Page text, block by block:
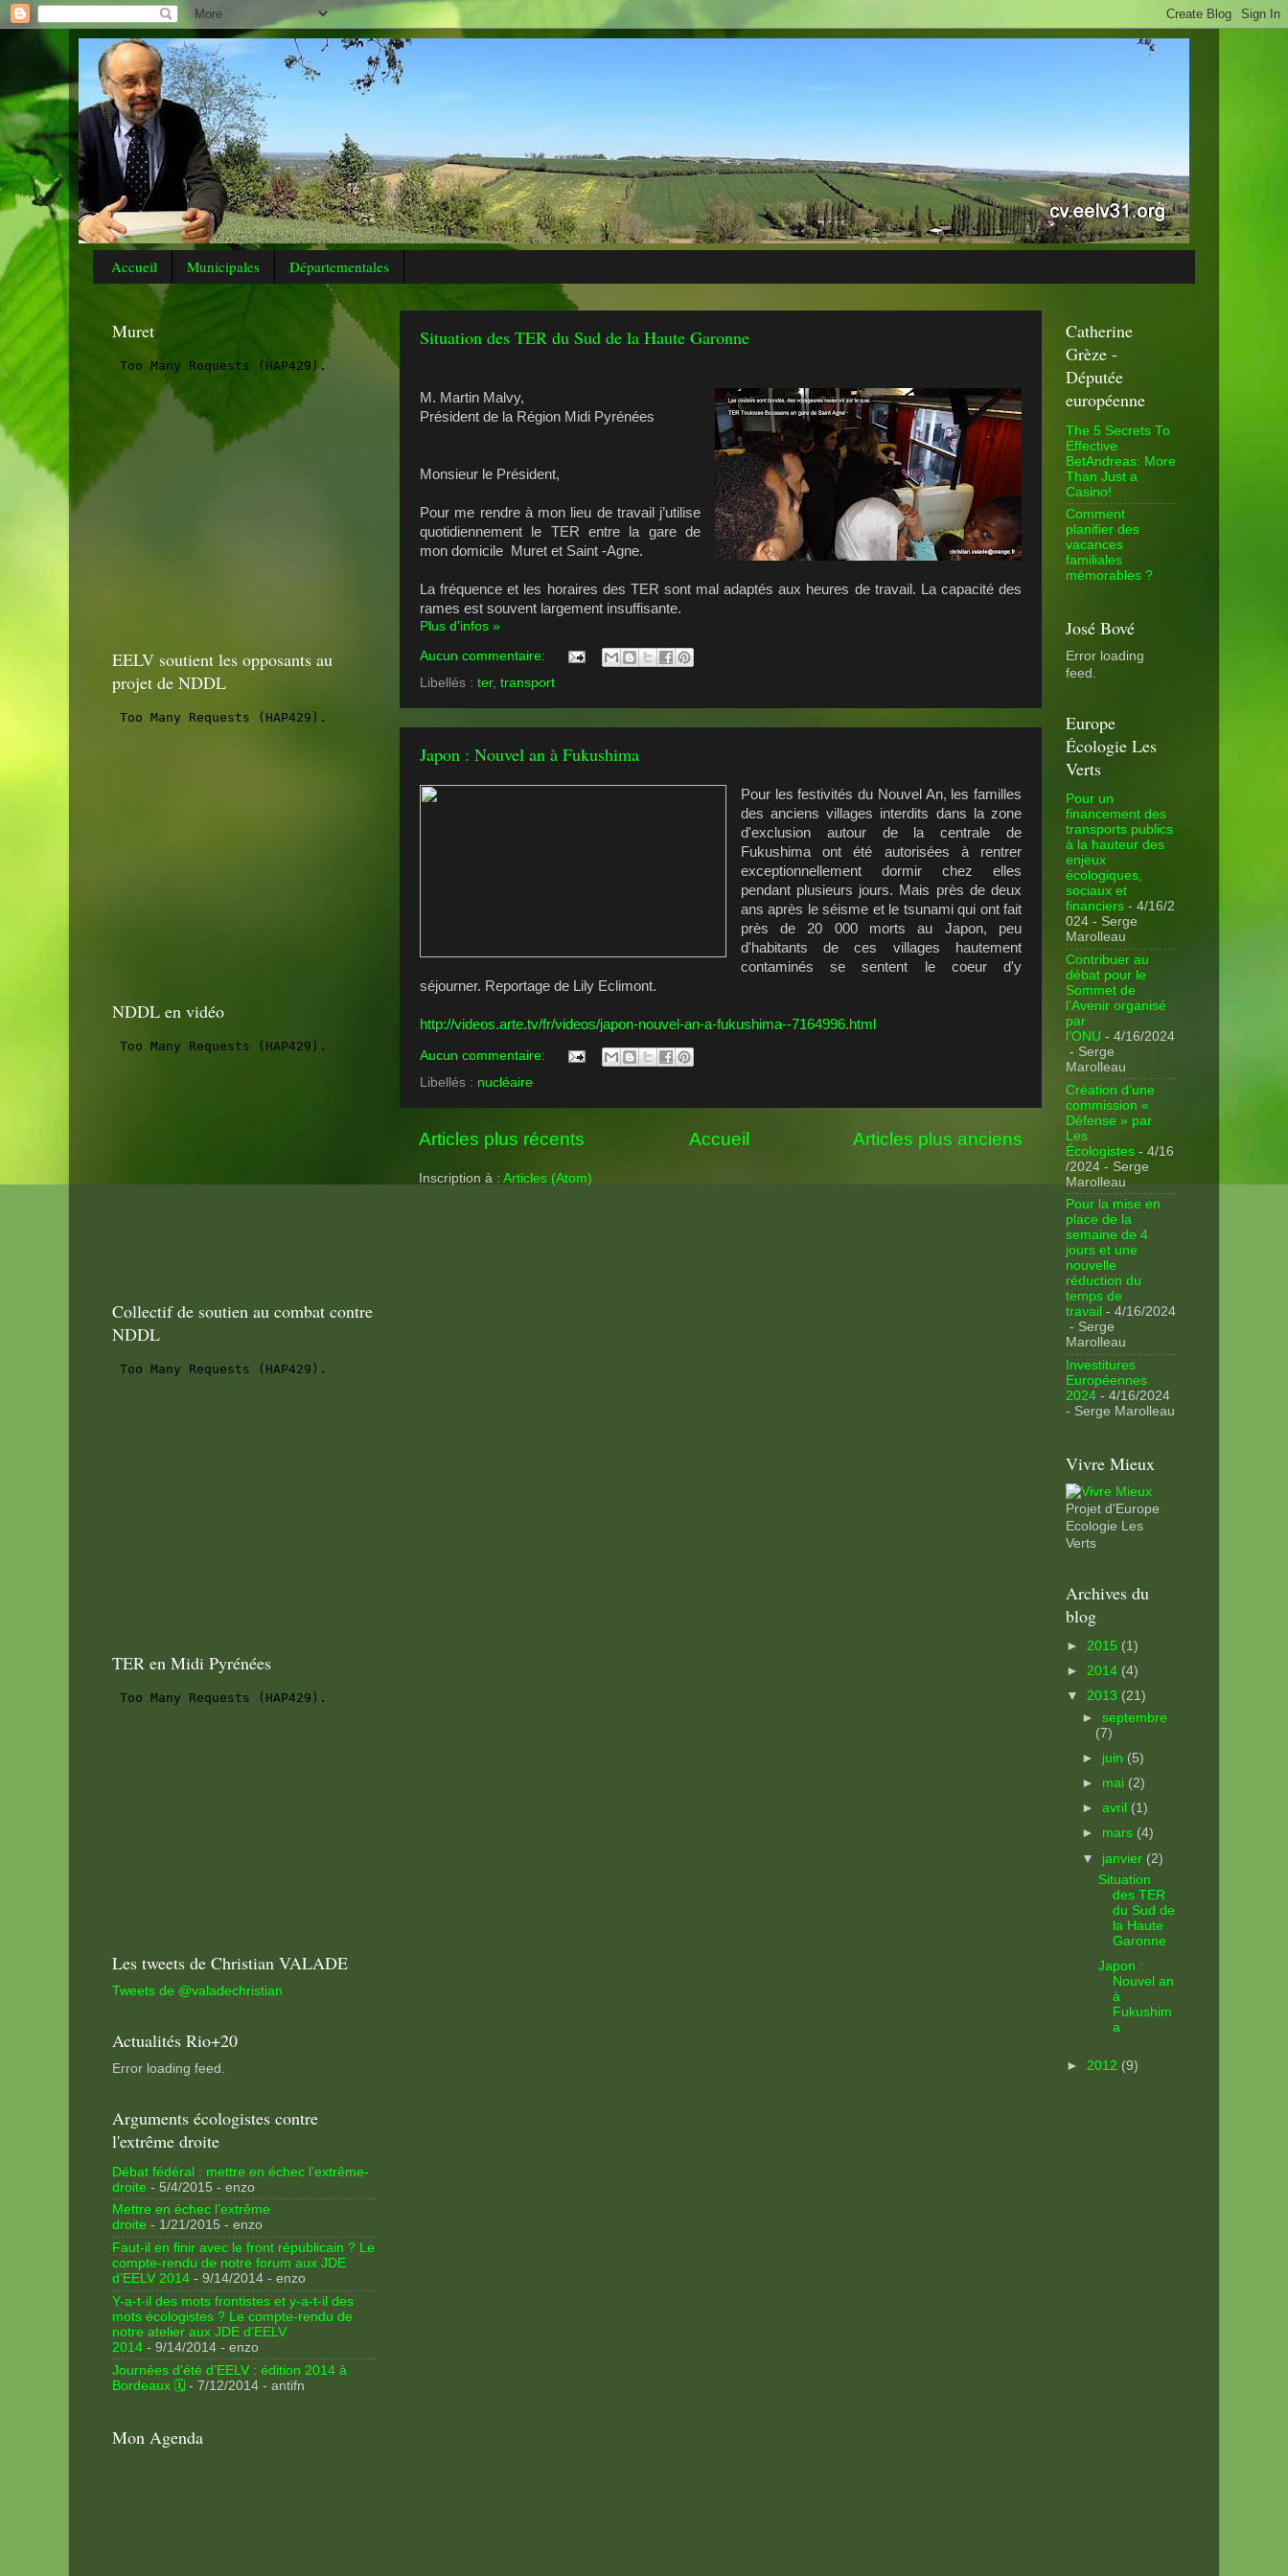
Accueil Municipales Départementales
Situation des TER du Sud de la Haute Garonne
M. Martin Malvy,
Président de la Région Midi Pyrénées
Monsieur le Président,
Pour me rendre à mon lieu de travail j’utilise
quotidiennement le TER entre la gare de
mon domicile Muret et Saint -Agne.
La fréquence et les horaires des TER sont mal adaptés aux heures de travail. La capacité des
rames est souvent largement insuffisante.
Plus d'infos »
Aucun commentaire:
Libellés : ter, transport
Japon : Nouvel an à Fukushima
Pour les festivités du Nouvel An, les familles
des anciens villages interdits dans la zone
d'exclusion autour de la centrale de
Fukushima ont été autorisées à rentrer
exceptionnellement dormir chez elles
pendant plusieurs jours. Mais près de deux
ans après le séisme et le tsunami qui ont fait
près de 20 000 morts au Japon, peu
d'habitants de ces villages hautement
contaminés se sentent le coeur d'y
séjourner. Reportage de Lily Eclimont.
http://videos.arte.tv/fr/videos/japon-nouvel-an-a-fukushima--7164996.html
Aucun commentaire:
Libellés : nucléaire
Articles plus récents Articles plus anciens
Accueil
Inscription à : Articles (Atom)
Muret
EELV soutient les opposants au
projet de NDDL
NDDL en vidéo
Collectif de soutien au combat contre
NDDL
TER en Midi Pyrénées
Les tweets de Christian VALADE
Tweets de @valadechristian
Actualités Rio+20
Error loading feed.
Arguments écologistes contre
l'extrême droite
Débat fédéral : mettre en échec l’extrême-
droite - 5/4/2015 - enzo
Mettre en échec l’extrême
droite - 1/21/2015 - enzo
Faut-il en finir avec le front républicain ? Le
compte-rendu de notre forum aux JDE
d’EELV 2014 - 9/14/2014 - enzo
Y-a-t-il des mots frontistes et y-a-t-il des
mots écologistes ? Le compte-rendu de
notre atelier aux JDE d’EELV
2014 - 9/14/2014 - enzo
Journées d’été d’EELV : édition 2014 à
Bordeaux 🗓 - 7/12/2014 - antifn
Mon Agenda
Catherine
Grèze -
Députée
européenne
The 5 Secrets To
Effective
BetAndreas: More
Than Just a
Casino!
Comment
planifier des
vacances
familiales
mémorables ?
José Bové
Error loading
feed.
Europe
Écologie Les
Verts
Pour un
financement des
transports publics
à la hauteur des
enjeux
écologiques,
sociaux et
financiers - 4/16/2
024 - Serge
Marolleau
Contribuer au
débat pour le
Sommet de
l’Avenir organisé
par
l’ONU - 4/16/2024
- Serge
Marolleau
Création d’une
commission «
Défense » par
Les
Écologistes - 4/16
/2024 - Serge
Marolleau
Pour la mise en
place de la
semaine de 4
jours et une
nouvelle
réduction du
temps de
travail - 4/16/2024
- Serge
Marolleau
Investitures
Européennes
2024 - 4/16/2024
- Serge Marolleau
Vivre Mieux
Projet d'Europe
Ecologie Les
Verts
Archives du
blog
► 2015 (1)
► 2014 (4)
▼ 2013 (21)
►septembre
(7)
► juin (5)
► mai (2)
►avril (1)
► mars (4)
▼ janvier (2)
Situation
des TER
du Sud de
la Haute
Garonne
Japon :
Nouvel an
à
Fukushim
a
► 2012 (9)